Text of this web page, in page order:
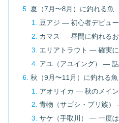
夏（7月〜8月）に釣れる魚
豆アジ ― 初心者デビュー
カマス ― 昼間に釣れる
エリアトラウト ― 確実
アユ（アユイング） ―
秋（9月〜11月）に釣れる魚
アオリイカ ― 秋のメイン
青物（サゴシ・ブリ族）
サケ（手取川） ― 一度